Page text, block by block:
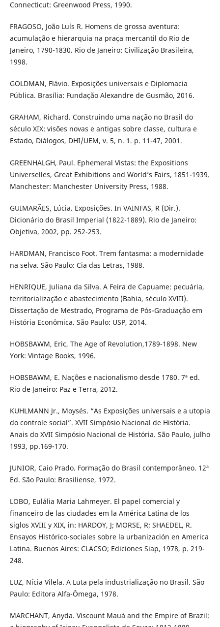
Connecticut: Greenwood Press, 1990.
FRAGOSO, João Luís R. Homens de grossa aventura:
acumulação e hierarquia na praça mercantil do Rio de
Janeiro, 1790-1830. Rio de Janeiro: Civilização Brasileira,
1998.
GOLDMAN, Flávio. Exposições universais e Diplomacia
Pública. Brasília: Fundação Alexandre de Gusmão, 2016.
GRAHAM, Richard. Construindo uma nação no Brasil do
século XIX: visões novas e antigas sobre classe, cultura e
Estado, Diálogos, DHI/UEM, v. 5, n. 1. p. 11-47, 2001.
GREENHALGH, Paul. Ephemeral Vistas: the Expositions
Universelles, Great Exhibitions and World’s Fairs, 1851-1939.
Manchester: Manchester University Press, 1988.
GUIMARÃES, Lúcia. Exposições. In VAINFAS, R (Dir.).
Dicionário do Brasil Imperial (1822-1889). Rio de Janeiro:
Objetiva, 2002, pp. 252-253.
HARDMAN, Francisco Foot. Trem fantasma: a modernidade
na selva. São Paulo: Cia das Letras, 1988.
HENRIQUE, Juliana da Silva. A Feira de Capuame: pecuária,
territorialização e abastecimento (Bahia, século XVIII).
Dissertação de Mestrado, Programa de Pós-Graduação em
História Econômica. São Paulo: USP, 2014.
HOBSBAWM, Eric, The Age of Revolution,1789-1898. New
York: Vintage Books, 1996.
HOBSBAWM, E. Nações e nacionalismo desde 1780. 7ª ed.
Rio de Janeiro: Paz e Terra, 2012.
KUHLMANN Jr., Moysés. “As Exposições universais e a utopia
do controle social”. XVII Simpósio Nacional de História.
Anais do XVII Simpósio Nacional de História. São Paulo, julho
1993, pp.169-170.
JUNIOR, Caio Prado. Formação do Brasil contemporâneo. 12ª
Ed. São Paulo: Brasiliense, 1972.
LOBO, Eulália Maria Lahmeyer. El papel comercial y
financeiro de las ciudades em la América Latina de los
siglos XVIII y XIX, in: HARDOY, J; MORSE, R; SHAEDEL, R.
Ensayos Histórico-sociales sobre la urbanización en America
Latina. Buenos Aires: CLACSO; Ediciones Siap, 1978, p. 219-
248.
LUZ, Nícia Vilela. A Luta pela industrialização no Brasil. São
Paulo: Editora Alfa-Ômega, 1978.
MARCHANT, Anyda. Viscount Mauá and the Empire of Brazil: